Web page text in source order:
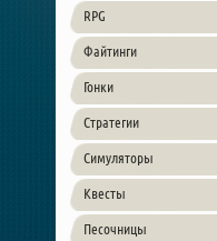
RPG
Файтинги
Гонки
Стратегии
Симуляторы
Квесты
Песочницы